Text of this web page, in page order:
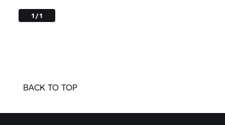
1 / 1
BACK TO TOP